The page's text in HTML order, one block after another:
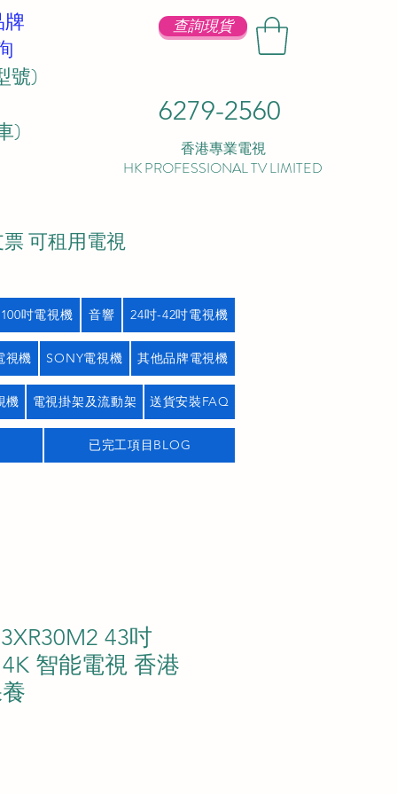
查詢現貨
6279-2560
香港專業電視
HK PROFESSIONAL TV LIMITED
號)
)
可租用電視
吋電視機 音響 24吋-42吋電視機
視機 SONY電視機 其他品牌電視機
機 電視掛架及流動架 送貨安裝FAQ
已完工項目BLOG
43吋
智能電視 香港